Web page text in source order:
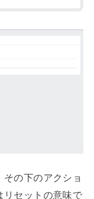
の下のアクショ
リセットの意味で